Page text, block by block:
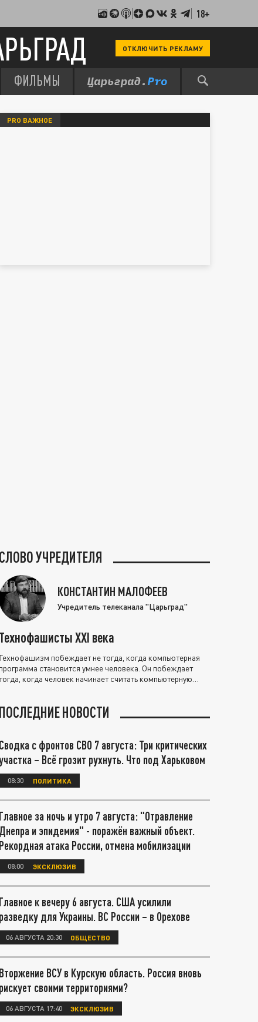
18+
ОТКЛЮЧИТЬ РЕКЛАМУ
ФИЛЬМЫ
PRO ВАЖНОЕ
СЛОВО УЧРЕДИТЕЛЯ
КОНСТАНТИН МАЛОФЕЕВ
Учредитель телеканала "Царьград"
Технофашисты XXI века
побеждает не тогда, когда компьютерная
программа становится умнее человека. Он побеждает
когда человек начинает считать компьютерную
ПОСЛЕДНИЕ НОВОСТИ
Сводка с фронтов СВО 7 августа: Три критических
– Всё грозит рухнуть. Что под Харьковом
08:30 ПОЛИТИКА
Главное за ночь и утро 7 августа: "Отравление
Днепра и эпидемия" - поражён важный объект.
Рекордная атака России, отмена мобилизации
08:00 ЭКСКЛЮЗИВ
Главное к вечеру 6 августа. США усилили
разведку для Украины. ВС России – в Орехове
06 АВГУСТА 20:30 ОБЩЕСТВО
Вторжение ВСУ в Курскую область. Россия вновь
рискует своими территориями?
06 АВГУСТА 17:40 ЭКСКЛЮЗИВ